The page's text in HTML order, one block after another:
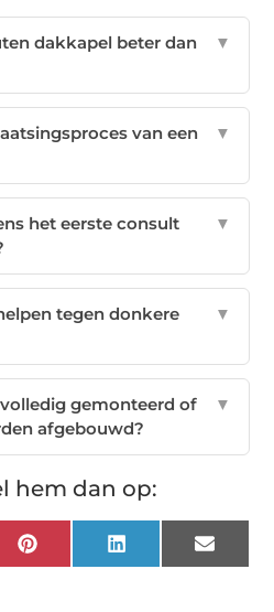
dakkapel beter dan
▼
van een
▼
het eerste consult
▼
tegen donkere
▼
gemonteerd of
afgebouwd?
▼
hem dan op:
Pinterest LinkedIn Email